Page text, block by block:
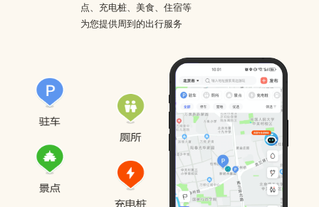
点、充电桩、美食、住宿等
为您提供周到的出行服务